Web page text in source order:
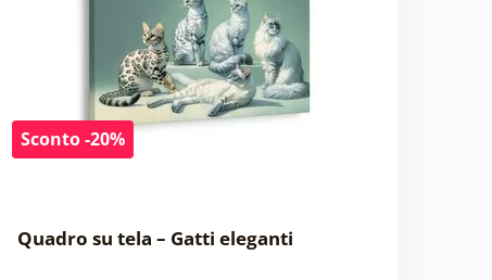
Sconto -20%
Quadro su tela – Gatti eleganti